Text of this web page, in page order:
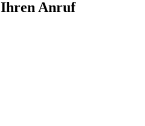
Ihren Anruf